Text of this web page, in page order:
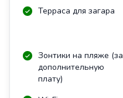
Терраса для загара
Зонтики на пляже (за
дополнительную
плату)